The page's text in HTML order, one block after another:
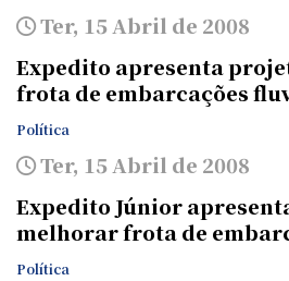
Ter, 15 Abril de 2008
Expedito apresenta
frota de embarcações
Política
Ter, 15 Abril de 2008
Expedito Júnior
melhorar frota de
Política